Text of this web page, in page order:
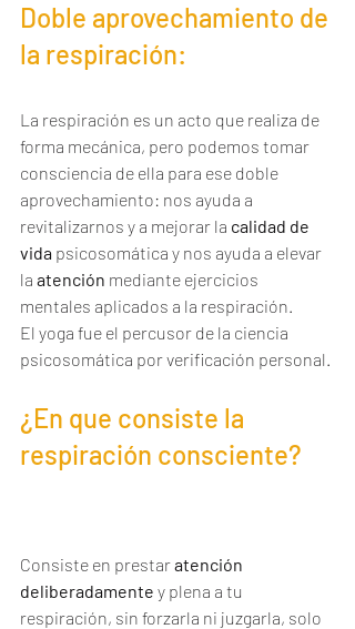
Doble aprovechamiento de
la respiración:
La respiración es un acto que realiza de
forma mecánica, pero podemos tomar
consciencia de ella para ese doble
aprovechamiento: nos ayuda a
revitalizarnos y a mejorar la calidad de
vida psicosomática y nos ayuda a elevar
la atención mediante ejercicios
mentales aplicados a la respiración.
El yoga fue el percusor de la ciencia
psicosomática por verificación personal.
¿En que consiste la
respiración consciente?
Consiste en prestar atención
deliberadamente y plena a tu
respiración, sin forzarla ni juzgarla, solo